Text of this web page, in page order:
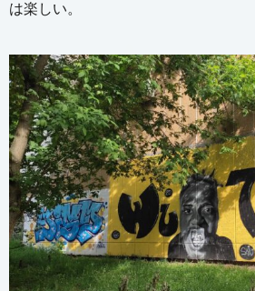
は楽しい。